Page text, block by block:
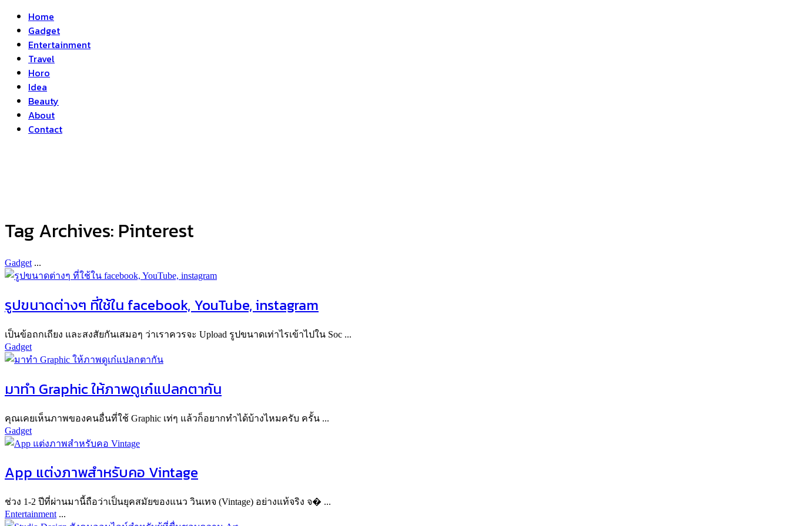
Home
Gadget
Entertainment
Travel
Horo
Idea
Beauty
About
Contact
Tag Archives: Pinterest
Gadget ...
รูปขนาดต่างๆ ที่ใช้ใน facebook, YouTube, instagram
เป็นข้อถกเถียง และสงสัยกันเสมอๆ ว่าเราควรจะ Upload รูปขนาดเท่าไรเข้าไปใน Soc ...
Gadget
มาทำ Graphic ให้ภาพดูเก๋แปลกตากัน
คุณเคยเห็นภาพของคนอื่นที่ใช้ Graphic เท่ๆ แล้วก็อยากทำได้บ้างไหมครับ ครั้น ...
Gadget
App แต่งภาพสำหรับคอ Vintage
ช่วง 1-2 ปีที่ผ่านมานี้ถือว่าเป็นยุคสมัยของแนว วินเทจ (Vintage) อย่างแท้จริง จ� ...
Entertainment ...